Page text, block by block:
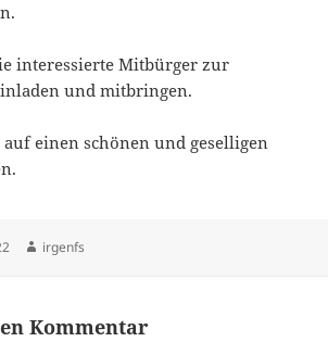
interessierte Mitbürger zur
und mitbringen.
einen schönen und geselligen
Autor
irgenfs
Kommentar